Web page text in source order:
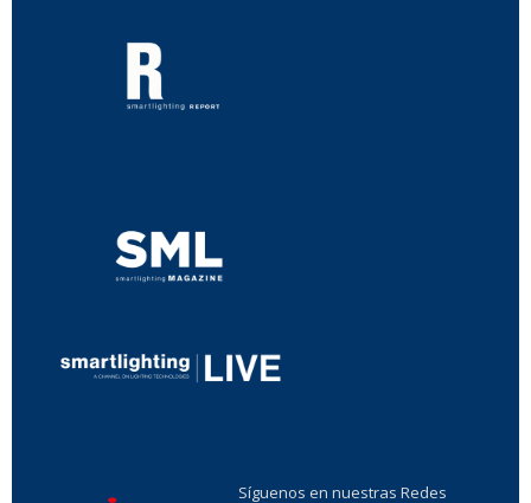
Síguenos en nuestras Redes